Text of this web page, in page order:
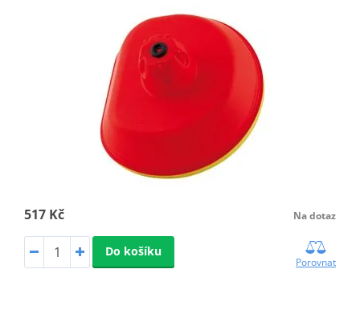
517 Kč Na dotaz
Do košíku
Porovnat